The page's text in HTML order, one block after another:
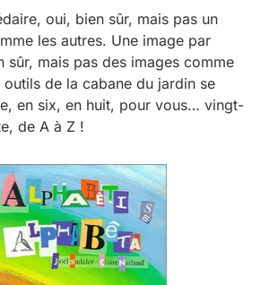
oui, bien sûr, mais pas un
les autres. Une image par
sûr, mais pas des images comme
outils de la cabane du jardin se
en six, en huit, pour vous… vingt-
de A à Z !